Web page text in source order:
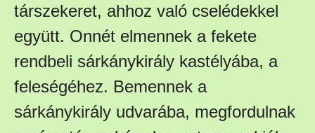
társzekeret, ahhoz való cselédekkel
együtt. Onnét elmennek a fekete
rendbeli sárkánykirály kastélyába, a
feleségéhez. Bemennek a
sárkánykirály udvarába, megfordulnak